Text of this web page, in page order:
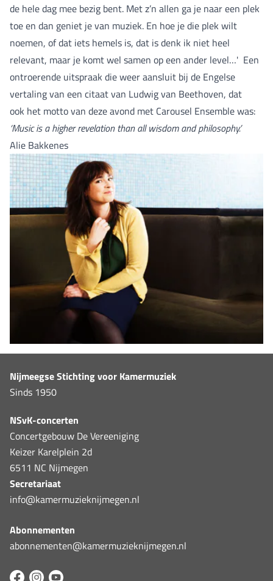
de hele dag mee bezig bent. Met z’n allen ga je naar een plek
toe en dan geniet je van muziek. En hoe je die plek wilt
noemen, of dat iets hemels is, dat is denk ik niet heel
relevant, maar je komt wel samen op een ander level…' Een
ontroerende uitspraak die weer aansluit bij de Engelse
vertaling van een citaat van Ludwig van Beethoven, dat
ook het motto van deze avond met Carousel Ensemble was:
‘Music is a higher revelation than all wisdom and philosophy.’
Alie Bakkenes
Nijmeegse Stichting voor Kamermuziek
Sinds 1950
NSvK-concerten
Concertgebouw De Vereeniging
Keizer Karelplein 2d
6511 NC Nijmegen
Secretariaat
info@kamermuzieknijmegen.nl
Abonnementen
abonnementen@kamermuzieknijmegen.nl